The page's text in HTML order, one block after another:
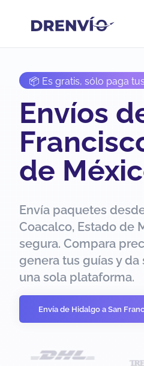
📦 Es gratis, sólo paga
Envíos
de
Envía paquetes
Coacalco, Estado de
segura. Compara
genera tus guías y
una sola plataforma.
Envía de Hidalgo a San